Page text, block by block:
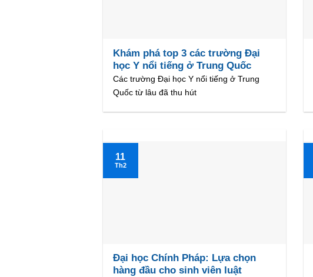
Khám phá top 3 các trường Đại
học Y nổi tiếng ở Trung Quốc
Các trường Đại học Y nổi tiếng ở Trung
Quốc từ lâu đã thu hút
Đại học Chính Pháp: Lựa chọn
hàng đầu cho sinh viên luật
11
Th2